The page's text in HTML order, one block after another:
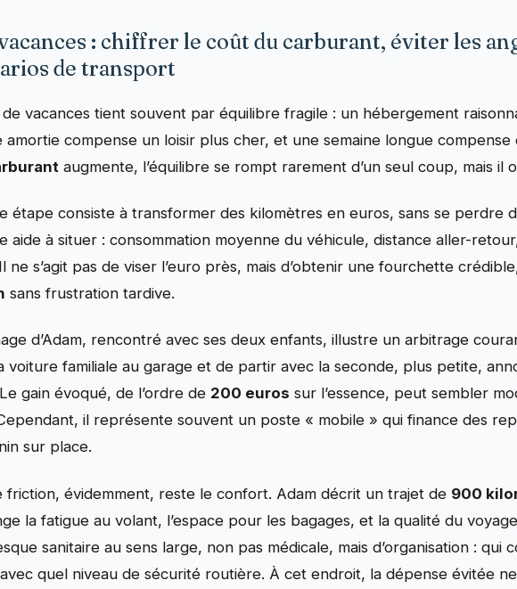
: chiffrer le coût du carburant, éviter les
de transport
vacances tient souvent par équilibre fragile : un hébergement
amortie compense un loisir plus cher, et une semaine longue
augmente, l’équilibre se rompt rarement d’un seul coup, mais il
étape consiste à transformer des kilomètres en euros, sans se perdre
aide à situer : consommation moyenne du véhicule, distance aller-
ne s’agit pas de viser l’euro près, mais d’obtenir une fourchette
sans frustration tardive.
d’Adam, rencontré avec ses deux enfants, illustre un arbitrage
voiture familiale au garage et de partir avec la seconde, plus petite,
gain évoqué, de l’ordre de 200 euros sur l’essence, peut sembler
il représente souvent un poste « mobile » qui finance des
sur place.
friction, évidemment, reste le confort. Adam décrit un trajet de 900
la fatigue au volant, l’espace pour les bagages, et la qualité du
sanitaire au sens large, non pas médicale, mais d’organisation : qui
quel niveau de sécurité routière. À cet endroit, la dépense évitée